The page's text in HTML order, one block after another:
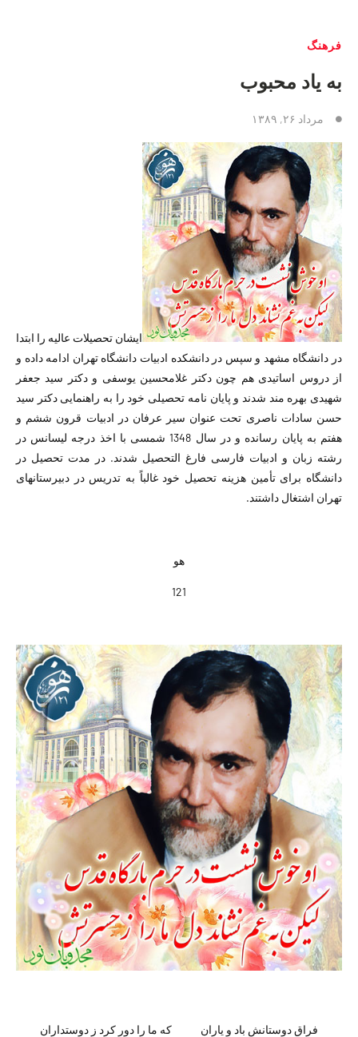
فرهنگ
به یاد محبوب
مرداد ۲۶, ۱۳۸۹
ایشان تحصیلات عالیه را ابتدا
در دانشگاه مشهد و سپس در دانشکده ادبیات دانشگاه تهران ادامه داده و
از دروس اساتیدی هم چون دکتر غلامحسین یوسفی و دکتر سید جعفر
شهیدی بهره مند شدند و پایان نامه تحصیلی خود را به راهنمایی دکتر سید
حسن سادات ناصری تحت عنوان سیر عرفان در ادبیات قرون ششم و
هفتم به پایان رسانده و در سال 1348 شمسی با اخذ درجه لیسانس در
رشته زبان و ادبیات فارسی فارغ التحصیل شدند. در مدت تحصیل در
دانشگاه برای تأمین هزینه تحصیل خود غالباً به تدریس در دبیرستانهای
تهران اشتغال داشتند.
هو
121
فراق دوستانش باد و یاران که ما را دور کرد ز دوستداران